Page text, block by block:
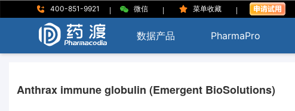
400-851-9921 | 微信 | 菜单收藏 |
数据产品 PharmaPro
Anthrax immune globulin (Emergent BioSolutions)